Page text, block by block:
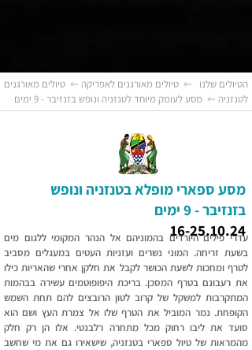
הטיולים שלנו ⇽ טיולים מאורגנים לאפריקה ⇽ טיולים מאורגנים
לטנזניה ⇽ מסע לעומק מיוחד לטנזניה ונופש בזנזיבר - 9 ימים
מסע ספארי מופלא בטנזניה ונופש
בזנזיבר - 9 ימים
16-25.10.24
​עדרי פילים היורדים בהמוניהם אל הנהר המקומי ללגום מים
בשעת זריחה. המוני נשרים ועזניות העטים במעגלים מסביב
לטרף ומחכות לשעת הכושר לקבל את חלקן אחרי שהאריות כילו
את רעבונם בטרף המסכן. בריכת היפופוטמים עשירה בבהמות
המתקרבות למשקל של קרוב לטון הרובצים להם תחת השמש
הקופחת. נמר המוביל את הטרף שלו אל צמרת העץ ושם הוא
סועד את ליבו רחוק מכל מתחרה רלבנטי. אלו הן רק חלק
מהמראות של טיול ספארי בטנזניה, שישאירו גם את מי שחשב